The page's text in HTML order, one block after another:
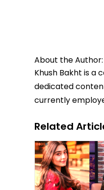
About the Author:
Khush Bakht is a
dedicated
currently
Related